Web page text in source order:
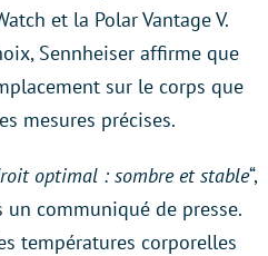
et la Polar Vantage V.
Sennheiser affirme que
sur le corps que
mesures précises.
optimal : sombre et stable“,
communiqué de presse.
températures corporelles